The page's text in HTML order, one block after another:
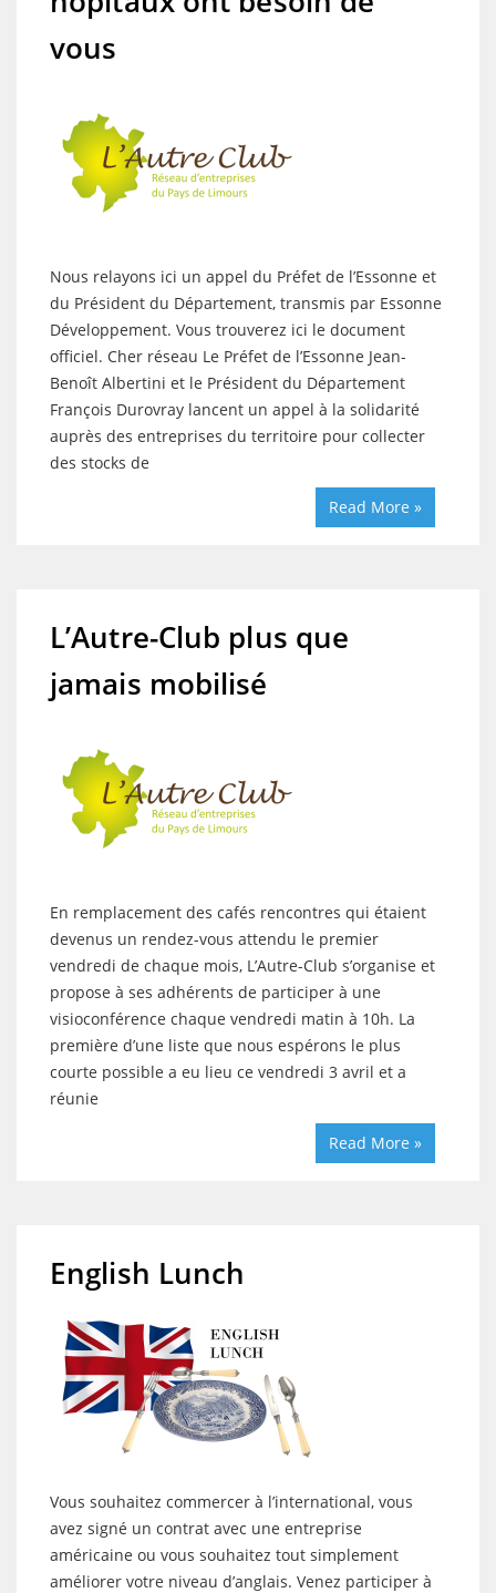
vous
Nous relayons ici un appel du Préfet de l’Essonne et
du Président du Département, transmis par Essonne
Développement. Vous trouverez ici le document
officiel. Cher réseau Le Préfet de l’Essonne Jean-
Benoît Albertini et le Président du Département
François Durovray lancent un appel à la solidarité
auprès des entreprises du territoire pour collecter
des stocks de
Read More »
L’Autre-Club plus que
jamais mobilisé
En remplacement des cafés rencontres qui étaient
devenus un rendez-vous attendu le premier
vendredi de chaque mois, L’Autre-Club s’organise et
propose à ses adhérents de participer à une
visioconférence chaque vendredi matin à 10h. La
première d’une liste que nous espérons le plus
courte possible a eu lieu ce vendredi 3 avril et a
réunie
Read More »
English Lunch
Vous souhaitez commercer à l’international, vous
avez signé un contrat avec une entreprise
américaine ou vous souhaitez tout simplement
améliorer votre niveau d’anglais. Venez participer à